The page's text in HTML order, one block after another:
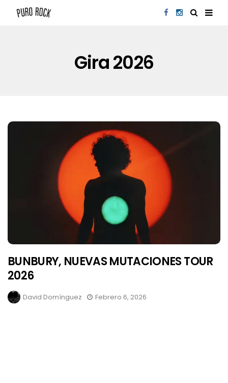
Gira 2026
BUNBURY, NUEVAS MUTACIONES TOUR
2026
David Domínguez Febrero 6, 2026